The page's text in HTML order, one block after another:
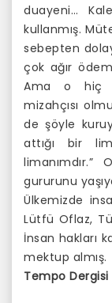
duayeni…
kullanmış.
sebepten
çok ağır
Ama o hiç
mizahçısı
de şöyle
attığı bir
gururunu
Ülkemizde
Lütfü Oflaz,
İnsan hakları
mektup almış.
Tempo Dergisi